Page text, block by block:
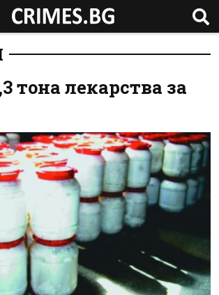
тона лекарства за